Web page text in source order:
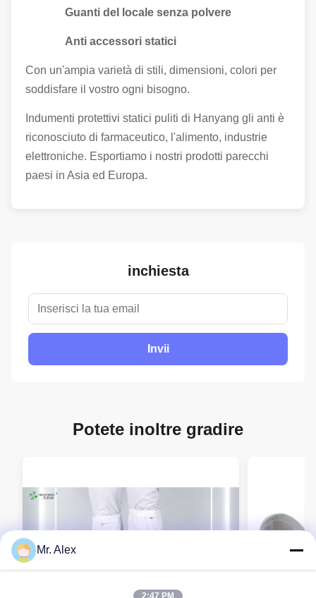
Guanti del locale senza polvere
Anti accessori statici
Con un'ampia varietà di stili, dimensioni, colori per
soddisfare il vostro ogni bisogno.
Indumenti protettivi statici puliti di Hanyang gli anti è
riconosciuto di farmaceutico, l'alimento, industrie
elettroniche. Esportiamo i nostri prodotti parecchi
paesi in Asia ed Europa.
inchiesta
Invii
Potete inoltre gradire
Mr. Alex
2:47 PM